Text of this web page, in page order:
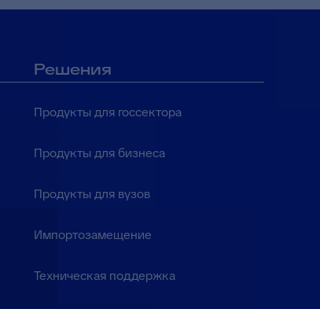
Решения
Продукты для госсектора
Продукты для бизнеса
Продукты для вузов
Импортозамещение
Техническая поддержка